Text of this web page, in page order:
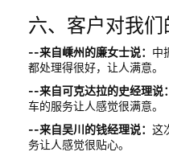
六、客户对我们
--来自嵊州的廉女士说： 中
都处理得很好，让人满意。
--来自可克达拉的史经理说：
车的服务让人感觉很满意。
--来自吴川的钱经理说： 这
务让人感觉很贴心。